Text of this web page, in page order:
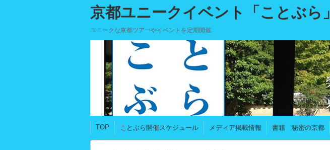
京都ユニークイベント「ことぶら」
ユニークな京都ツアーやイベントを定期開催
TOP ことぶら開催スケジュール メディア掲載情報 書籍 秘密の京都